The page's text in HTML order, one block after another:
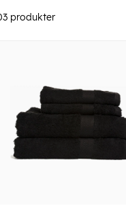
produkter